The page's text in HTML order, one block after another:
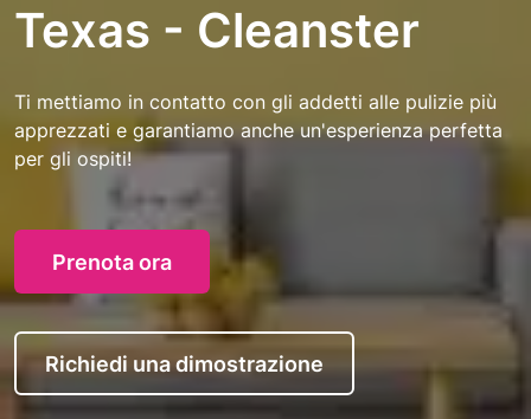
Texas - Cleanster
Ti mettiamo in contatto con gli addetti alle pulizie più
apprezzati e garantiamo anche un'esperienza perfetta
per gli ospiti!
Prenota ora
Richiedi una dimostrazione